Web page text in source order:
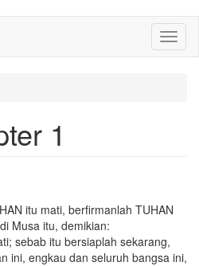
1
itu mati, berfirmanlah TUHAN
Musa itu, demikian:
sebab itu bersiaplah sekarang,
ini, engkau dan seluruh bangsa ini,